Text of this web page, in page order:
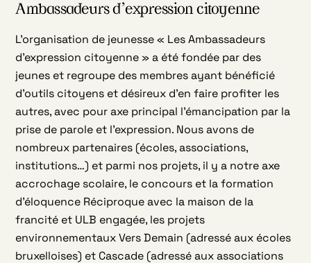
Ambassadeurs d’expression citoyenne
L’organisation de jeunesse « Les Ambassadeurs
d’expression citoyenne » a été fondée par des
jeunes et regroupe des membres ayant bénéficié
d’outils citoyens et désireux d’en faire profiter les
autres, avec pour axe principal l’émancipation par la
prise de parole et l’expression. Nous avons de
nombreux partenaires (écoles, associations,
institutions…) et parmi nos projets, il y a notre axe
accrochage scolaire, le concours et la formation
d’éloquence Réciproque avec la maison de la
francité et ULB engagée, les projets
environnementaux Vers Demain (adressé aux écoles
bruxelloises) et Cascade (adressé aux associations